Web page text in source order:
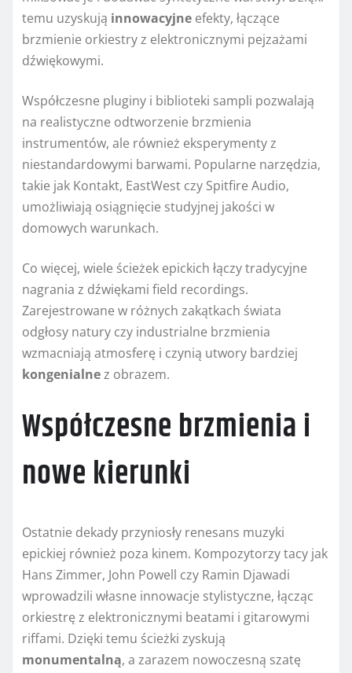
temu uzyskują innowacyjne efekty, łączące
brzmienie orkiestry z elektronicznymi pejzażami
dźwiękowymi.
Współczesne pluginy i biblioteki sampli pozwalają
na realistyczne odtworzenie brzmienia
instrumentów, ale również eksperymenty z
niestandardowymi barwami. Popularne narzędzia,
takie jak Kontakt, EastWest czy Spitfire Audio,
umożliwiają osiągnięcie studyjnej jakości w
domowych warunkach.
Co więcej, wiele ścieżek epickich łączy tradycyjne
nagrania z dźwiękami field recordings.
Zarejestrowane w różnych zakątkach świata
odgłosy natury czy industrialne brzmienia
wzmacniają atmosferę i czynią utwory bardziej
kongenialnez obrazem.
Współczesne brzmienia i
nowe kierunki
Ostatnie dekady przyniosły renesans muzyki
epickiej również poza kinem. Kompozytorzy tacy jak
Hans Zimmer, John Powell czy Ramin Djawadi
wprowadzili własne innowacje stylistyczne, łącząc
orkiestrę z elektronicznymi beatami i gitarowymi
riffami. Dzięki temu ścieżki zyskują
monumentalną, a zarazem nowoczesną szatę